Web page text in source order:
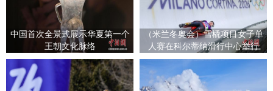
中国首次全景式展示华夏第一个
王朝文化脉络
（米兰冬奥会）雪橇项目女子单
人赛在科尔蒂纳滑行中心举行